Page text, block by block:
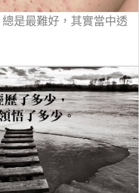
是最難好，其實當中透